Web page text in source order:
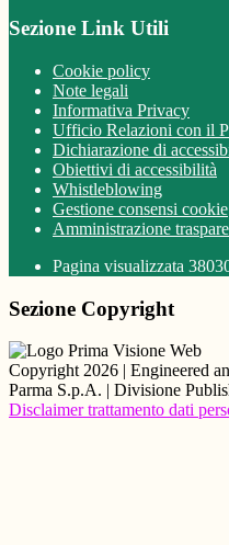
Sezione Link Utili
Cookie policy
Note legali
Informativa Privacy
Ufficio Relazioni con il
Dichiarazione di
Obiettivi di accessibilità
Whistleblowing
Gestione consensi cookie
Amministrazione
Pagina visualizzata
Sezione Copyright
Copyright 2026 | Engineered
Parma S.p.A. | Divisione
Disclaimer trattamento dati